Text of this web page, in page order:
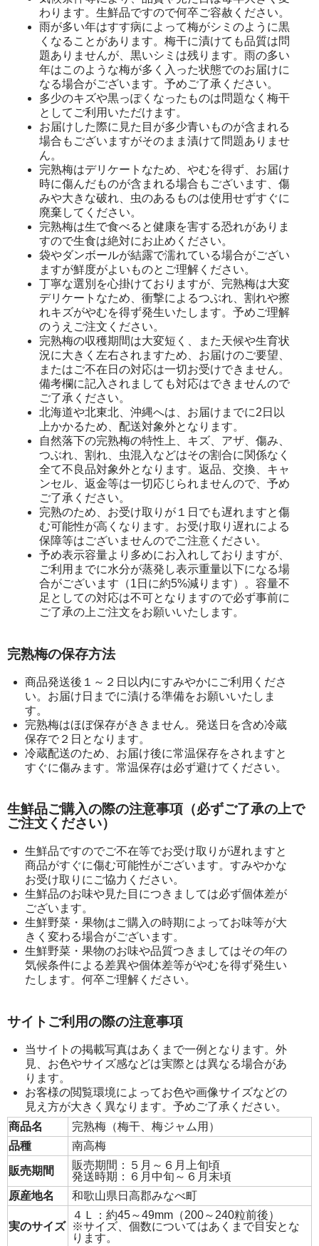
わります。生鮮品ですので何卒ご容赦ください。
雨が多い年はすす病によって梅がシミのように黒
くなることがあります。梅干に漬けても品質は問
題ありませんが、黒いシミは残ります。雨の多い
年はこのような梅が多く入った状態でのお届けに
なる場合がございます。予めご了承ください。
多少のキズや黒っぽくなったものは問題なく梅干
としてご利用いただけます。
お届けした際に見た目が多少青いものが含まれる
場合もございますがそのまま漬けて問題ありませ
ん。
完熟梅はデリケートなため、やむを得ず、お届け
時に傷んだものが含まれる場合もございます、傷
みや大きな破れ、虫のあるものは使用せずすぐに
廃棄してください。
完熟梅は生で食べると健康を害する恐れがありま
すので生食は絶対にお止めください。
袋やダンボールが結露で濡れている場合がござい
ますが鮮度がよいものとご理解ください。
丁寧な選別を心掛けておりますが、完熟梅は大変
デリケートなため、衝撃によるつぶれ、割れや擦
れキズがやむを得ず発生いたします。予めご理解
のうえご注文ください。
完熟梅の収穫期間は大変短く、また天候や生育状
況に大きく左右されますため、お届けのご要望、
またはご不在日の対応は一切お受けできません。
備考欄に記入されましても対応はできませんので
ご了承ください。
北海道や北東北、沖縄へは、お届けまでに2日以
上かかるため、配送対象外となります。
自然落下の完熟梅の特性上、キズ、アザ、傷み、
つぶれ、割れ、虫混入などはその割合に関係なく
全て不良品対象外となります。返品、交換、キャ
ンセル、返金等は一切応じられませんので、予め
ご了承ください。
完熟のため、お受け取りが１日でも遅れますと傷
む可能性が高くなります。お受け取り遅れによる
保障等はございませんのでご注意ください。
予め表示容量より多めにお入れしておりますが、
ご利用までに水分が蒸発し表示重量以下になる場
合がございます（1日に約5%減ります）。容量不
足としての対応は不可となりますので必ず事前に
ご了承の上ご注文をお願いいたします。
完熟梅の保存方法
商品発送後１～２日以内にすみやかにご利用くださ
い。お届け日までに漬ける準備をお願いいたしま
す。
完熟梅はほぼ保存がききません。発送日を含め冷蔵
保存で２日となります。
冷蔵配送のため、お届け後に常温保存をされますと
すぐに傷みます。常温保存は必ず避けてください。
生鮮品ご購入の際の注意事項（必ずご了承の上で
ご注文ください）
生鮮品ですのでご不在等でお受け取りが遅れますと
商品がすぐに傷む可能性がございます。すみやかな
お受け取りにご協力ください。
生鮮品のお味や見た目につきましては必ず個体差が
ございます。
生鮮野菜・果物はご購入の時期によってお味等が大
きく変わる場合がございます。
生鮮野菜・果物のお味や品質つきましてはその年の
気候条件による差異や個体差等がやむを得ず発生い
たします。何卒ご理解ください。
サイトご利用の際の注意事項
当サイトの掲載写真はあくまで一例となります。外
見、お色やサイズ感などは実際とは異なる場合があ
ります。
お客様の閲覧環境によってお色や画像サイズなどの
見え方が大きく異なります。予めご了承ください。
商品名
完熟梅（梅干、梅ジャム用）
品種
南高梅
販売期間
販売期間：５月～６月上旬頃
発送時期：６月中旬～６月末頃
原産地名
和歌山県日高郡みなべ町
実のサイズ
４Ｌ：約45～49mm（200～240粒前後）
※サイズ、個数についてはあくまで目安とな
ります。